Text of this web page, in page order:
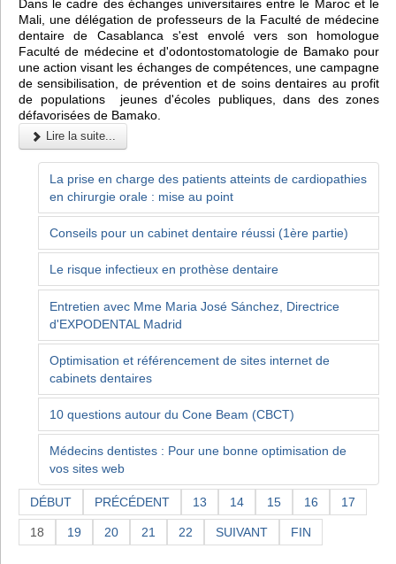
Dans le cadre des échanges universitaires entre le Maroc et le
Mali, une délégation de professeurs de la Faculté de médecine
dentaire de Casablanca s'est envolé vers son homologue
Faculté de médecine et d'odontostomatologie de Bamako pour
une action visant les échanges de compétences, une campagne
de sensibilisation, de prévention et de soins dentaires au profit
de populations jeunes d'écoles publiques, dans des zones
défavorisées de Bamako.
Lire la suite...
La prise en charge des patients atteints de cardiopathies
en chirurgie orale : mise au point
Conseils pour un cabinet dentaire réussi (1ère partie)
Le risque infectieux en prothèse dentaire
Entretien avec Mme Maria José Sánchez, Directrice
d'EXPODENTAL Madrid
Optimisation et référencement de sites internet de
cabinets dentaires
10 questions autour du Cone Beam (CBCT)
Médecins dentistes : Pour une bonne optimisation de
vos sites web
DÉBUT PRÉCÉDENT 13 14 15 16 17
18 19 20 21 22 SUIVANT FIN